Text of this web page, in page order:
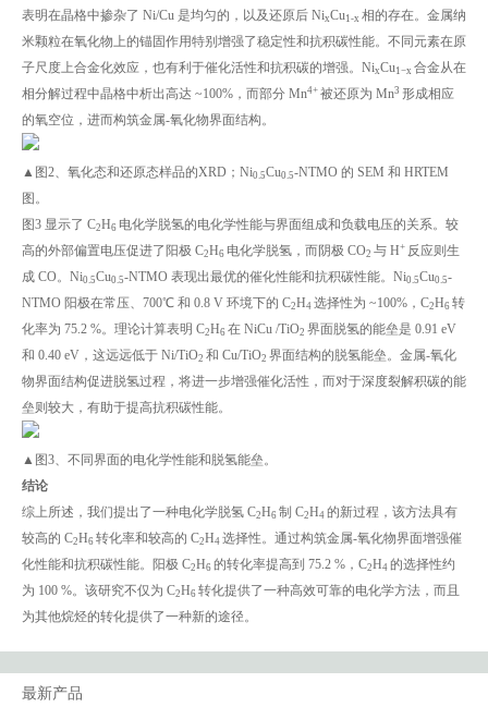
表明在晶格中掺杂了 Ni/Cu 是均匀的，以及还原后 NixCu1-x 相的存在。金属纳
米颗粒在氧化物上的锚固作用特别增强了稳定性和抗积碳性能。不同元素在原
子尺度上合金化效应，也有利于催化活性和抗积碳的增强。NixCu1−x 合金从在
相分解过程中晶格中析出高达 ~100%，而部分 Mn4+ 被还原为 Mn3 形成相应
的氧空位，进而构筑金属-氧化物界面结构。
▲图2、氧化态和还原态样品的XRD；Ni0.5Cu0.5-NTMO 的 SEM 和 HRTEM
图。
图3 显示了 C2H6 电化学脱氢的电化学性能与界面组成和负载电压的关系。较
高的外部偏置电压促进了阳极 C2H6 电化学脱氢，而阴极 CO2 与 H+ 反应则生
成 CO。Ni0.5Cu0.5-NTMO 表现出最优的催化性能和抗积碳性能。Ni0.5Cu0.5-
NTMO 阳极在常压、700℃ 和 0.8 V 环境下的 C2H4 选择性为 ~100%，C2H6 转
化率为 75.2 %。理论计算表明 C2H6 在 NiCu /TiO2 界面脱氢的能垒是 0.91 eV
和 0.40 eV，这远远低于 Ni/TiO2 和 Cu/TiO2 界面结构的脱氢能垒。金属-氧化
物界面结构促进脱氢过程，将进一步增强催化活性，而对于深度裂解积碳的能
垒则较大，有助于提高抗积碳性能。
▲图3、不同界面的电化学性能和脱氢能垒。
结论
综上所述，我们提出了一种电化学脱氢 C2H6 制 C2H4 的新过程，该方法具有
较高的 C2H6 转化率和较高的 C2H4 选择性。通过构筑金属-氧化物界面增强催
化性能和抗积碳性能。阳极 C2H6 的转化率提高到 75.2 %，C2H4 的选择性约
为 100 %。该研究不仅为 C2H6 转化提供了一种高效可靠的电化学方法，而且
为其他烷烃的转化提供了一种新的途径。
最新产品